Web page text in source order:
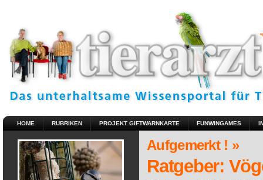
HOME RUBRIKEN PROJEKT GIFTWARNKARTE FUNWINGAMES
Aufgemerkt ! »
Ratgeber: